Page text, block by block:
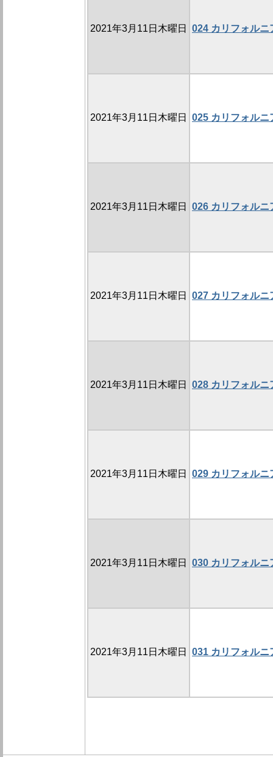
2021年3月11日木曜日 024 カリフォルニ
2021年3月11日木曜日 025 カリフォルニ
2021年3月11日木曜日 026 カリフォルニ
2021年3月11日木曜日 027 カリフォルニ
2021年3月11日木曜日 028 カリフォルニ
2021年3月11日木曜日 029 カリフォルニ
2021年3月11日木曜日 030 カリフォルニ
2021年3月11日木曜日 031 カリフォルニ